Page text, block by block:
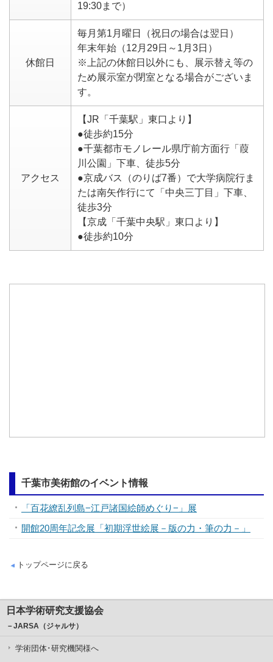
19:30まで）
休館日
毎月第1月曜日（祝日の場合は翌日）
年末年始（12月29日～1月3日）
※上記の休館日以外にも、展示替え等の
ため展示室が閉室となる場合がございま
す。
アクセス
【JR「千葉駅」東口より】
●徒歩約15分
●千葉都市モノレール県庁前方面行「葭
川公園」下車、徒歩5分
●京成バス（のりば7番）で大学病院行ま
たは南矢作行にて「中央三丁目」下車、
徒歩3分
【京成「千葉中央駅」東口より】
●徒歩約10分
千葉市美術館のイベント情報
「百花繚乱列島−江戸諸国絵師めぐり−」展
開館20周年記念展「初期浮世絵展－版の力・筆の力－」
トップページに戻る
日本学術研究支援協会
－JARSA（ジャルサ）
学術団体･研究機関様へ